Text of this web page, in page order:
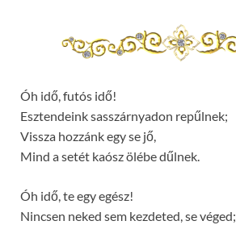
Óh idő, futós idő!
Esztendeink sasszárnyadon repűlnek;
Vissza hozzánk egy se jő,
Mind a setét kaósz ölébe dűlnek.
Óh idő, te egy egész!
Nincsen neked sem kezdeted, se véged;